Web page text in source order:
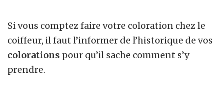
Si vous comptez faire votre coloration chez le
coiffeur, il faut l’informer de l’historique de vos
colorations pour qu’il sache comment s’y
prendre.